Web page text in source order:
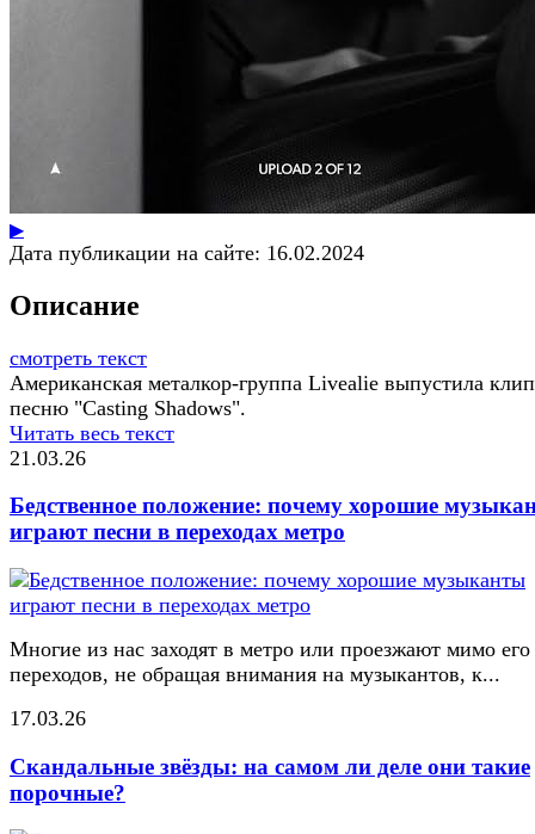
▶
Дата публикации на сайте: 16.02.2024
Описание
смотреть текст
Американская металкор-группа Livealie выпустила
песню "Casting Shadows".
Читать весь текст
21.03.26
Бедственное положение: почему хорошие
играют песни в переходах метро
Многие из нас заходят в метро или проезжают мимо его
переходов, не обращая внимания на музыкантов, к...
17.03.26
Скандальные звёзды: на самом ли деле они такие
порочные?